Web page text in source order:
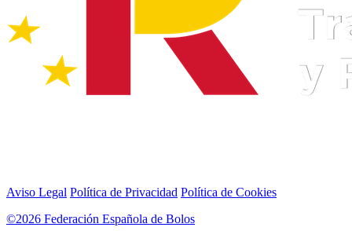
Aviso Legal Política de Privacidad Política de Cookies
©2026 Federación Española de Bolos